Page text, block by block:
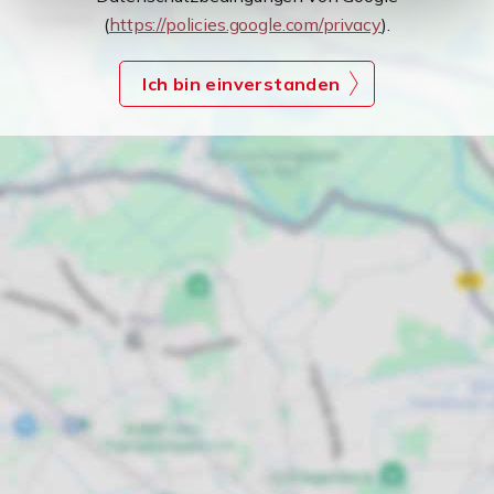
(https://policies.google.com/privacy).
Ich bin einverstanden